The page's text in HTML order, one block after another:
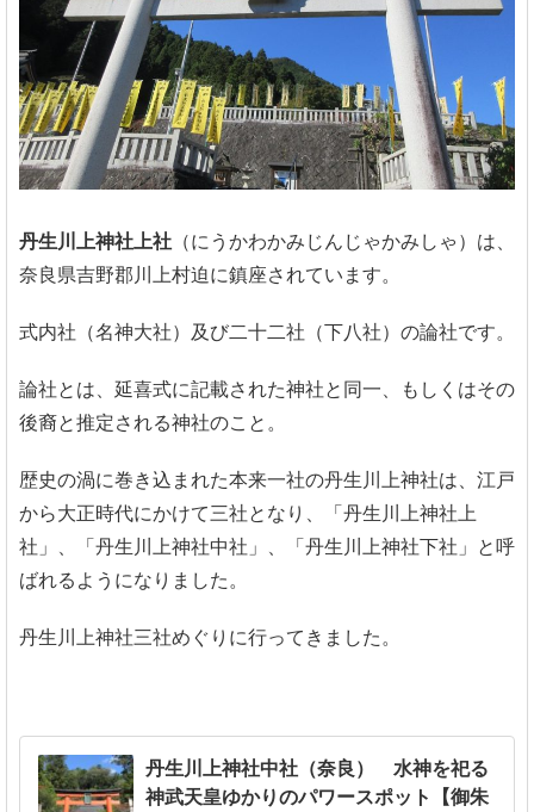
丹生川上神社上社 （にうかわかみじんじゃかみしゃ）は、
奈良県吉野郡川上村迫に鎮座されています。
式内社（名神大社）及び二十二社（下八社）の論社です。
論社とは、延喜式に記載された神社と同一、もしくはその
後裔と推定される神社のこと。
歴史の渦に巻き込まれた本来一社の丹生川上神社は、江戸
から大正時代にかけて三社となり、「丹生川上神社上
社」、「丹生川上神社中社」、「丹生川上神社下社」と呼
ばれるようになりました。
丹生川上神社三社めぐりに行ってきました。
丹生川上神社中社（奈良） 水神を祀る
神武天皇ゆかりのパワースポット【御朱